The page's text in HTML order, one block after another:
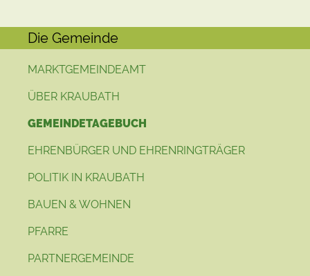
Die Gemeinde
MARKTGEMEINDEAMT
ÜBER KRAUBATH
GEMEINDETAGEBUCH
EHRENBÜRGER UND EHRENRINGTRÄGER
POLITIK IN KRAUBATH
BAUEN & WOHNEN
PFARRE
PARTNERGEMEINDE